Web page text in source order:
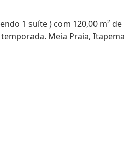
1 suíte ) com 120,00 m² de
Meia Praia, Itapema